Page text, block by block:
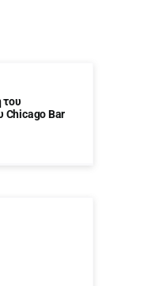
Chicago Bar